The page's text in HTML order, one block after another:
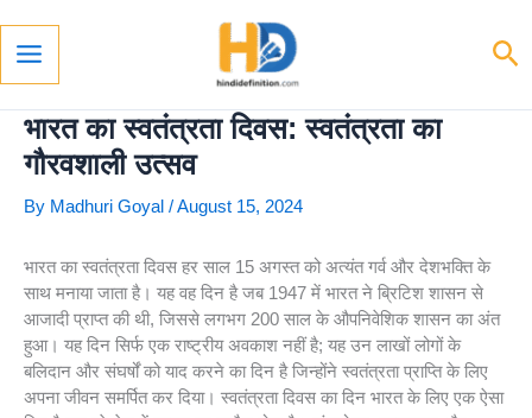
Content
Main
Menu
भारत का स्वतंत्रता दिवस: स्वतंत्रता का
गौरवशाली उत्सव
By Madhuri Goyal /August 15, 2024
भारत का स्वतंत्रता दिवस हर साल 15 अगस्त को अत्यंत गर्व और देशभक्ति के
साथ मनाया जाता है। यह वह दिन है जब 1947 में भारत ने ब्रिटिश शासन से
आजादी प्राप्त की थी, जिससे लगभग 200 साल के औपनिवेशिक शासन का अंत
हुआ। यह दिन सिर्फ एक राष्ट्रीय अवकाश नहीं है; यह उन लाखों लोगों के
बलिदान और संघर्षों को याद करने का दिन है जिन्होंने स्वतंत्रता प्राप्ति के लिए
अपना जीवन समर्पित कर दिया। स्वतंत्रता दिवस का दिन भारत के लिए एक ऐसा